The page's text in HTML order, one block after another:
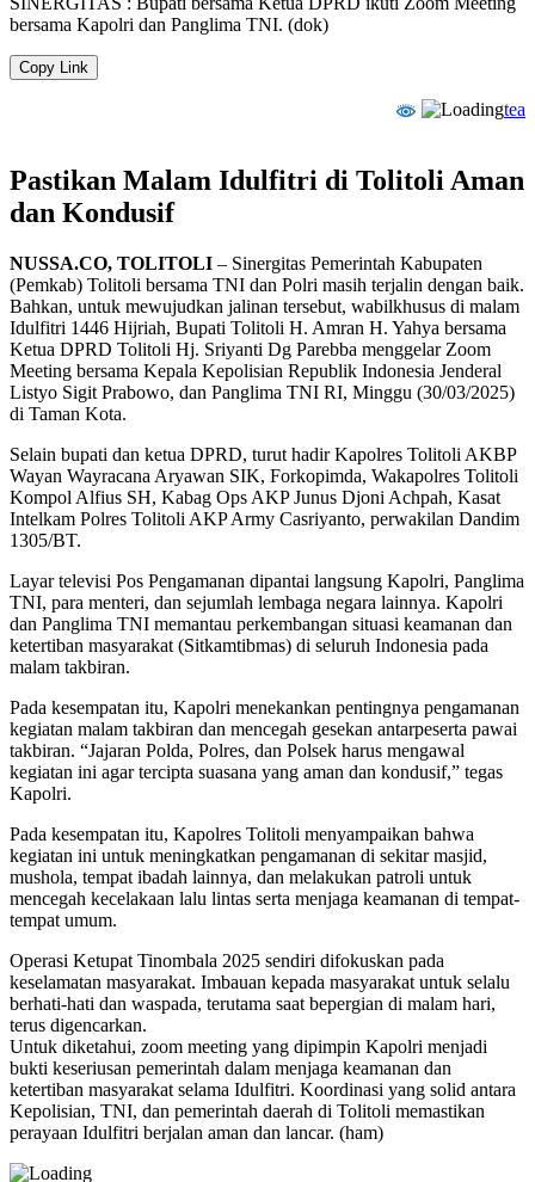
bersama Kapolri dan Panglima TNI. (dok)
Copy Link
tea
Pastikan Malam Idulfitri di Tolitoli Aman
dan Kondusif
NUSSA.CO, TOLITOLI – Sinergitas Pemerintah Kabupaten
(Pemkab) Tolitoli bersama TNI dan Polri masih terjalin dengan baik.
Bahkan, untuk mewujudkan jalinan tersebut, wabilkhusus di malam
Idulfitri 1446 Hijriah, Bupati Tolitoli H. Amran H. Yahya bersama
Ketua DPRD Tolitoli Hj. Sriyanti Dg Parebba menggelar Zoom
Meeting bersama Kepala Kepolisian Republik Indonesia Jenderal
Listyo Sigit Prabowo, dan Panglima TNI RI, Minggu (30/03/2025)
di Taman Kota.
Selain bupati dan ketua DPRD, turut hadir Kapolres Tolitoli AKBP
Wayan Wayracana Aryawan SIK, Forkopimda, Wakapolres Tolitoli
Kompol Alfius SH, Kabag Ops AKP Junus Djoni Achpah, Kasat
Intelkam Polres Tolitoli AKP Army Casriyanto, perwakilan Dandim
1305/BT.
Layar televisi Pos Pengamanan dipantai langsung Kapolri, Panglima
TNI, para menteri, dan sejumlah lembaga negara lainnya. Kapolri
dan Panglima TNI memantau perkembangan situasi keamanan dan
ketertiban masyarakat (Sitkamtibmas) di seluruh Indonesia pada
malam takbiran.
Pada kesempatan itu, Kapolri menekankan pentingnya pengamanan
kegiatan malam takbiran dan mencegah gesekan antarpeserta pawai
takbiran. “Jajaran Polda, Polres, dan Polsek harus mengawal
kegiatan ini agar tercipta suasana yang aman dan kondusif,” tegas
Kapolri.
Pada kesempatan itu, Kapolres Tolitoli menyampaikan bahwa
kegiatan ini untuk meningkatkan pengamanan di sekitar masjid,
mushola, tempat ibadah lainnya, dan melakukan patroli untuk
mencegah kecelakaan lalu lintas serta menjaga keamanan di tempat-
tempat umum.
Operasi Ketupat Tinombala 2025 sendiri difokuskan pada
keselamatan masyarakat. Imbauan kepada masyarakat untuk selalu
berhati-hati dan waspada, terutama saat bepergian di malam hari,
terus digencarkan.
Untuk diketahui, zoom meeting yang dipimpin Kapolri menjadi
bukti keseriusan pemerintah dalam menjaga keamanan dan
ketertiban masyarakat selama Idulfitri. Koordinasi yang solid antara
Kepolisian, TNI, dan pemerintah daerah di Tolitoli memastikan
perayaan Idulfitri berjalan aman dan lancar. (ham)